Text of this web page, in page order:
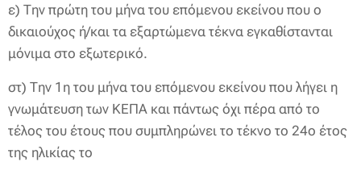
ε) Την πρώτη του μήνα του επόμενου εκείνου που ο
δικαιούχος ή/και τα εξαρτώμενα τέκνα εγκαθίστανται
μόνιμα στο εξωτερικό.
στ) Την 1η του μήνα του επόμενου εκείνου που λήγει η
γνωμάτευση των ΚΕΠΑ και πάντως όχι πέρα από το
τέλος του έτους που συμπληρώνει το τέκνο το 24ο έτος
της ηλικίας το